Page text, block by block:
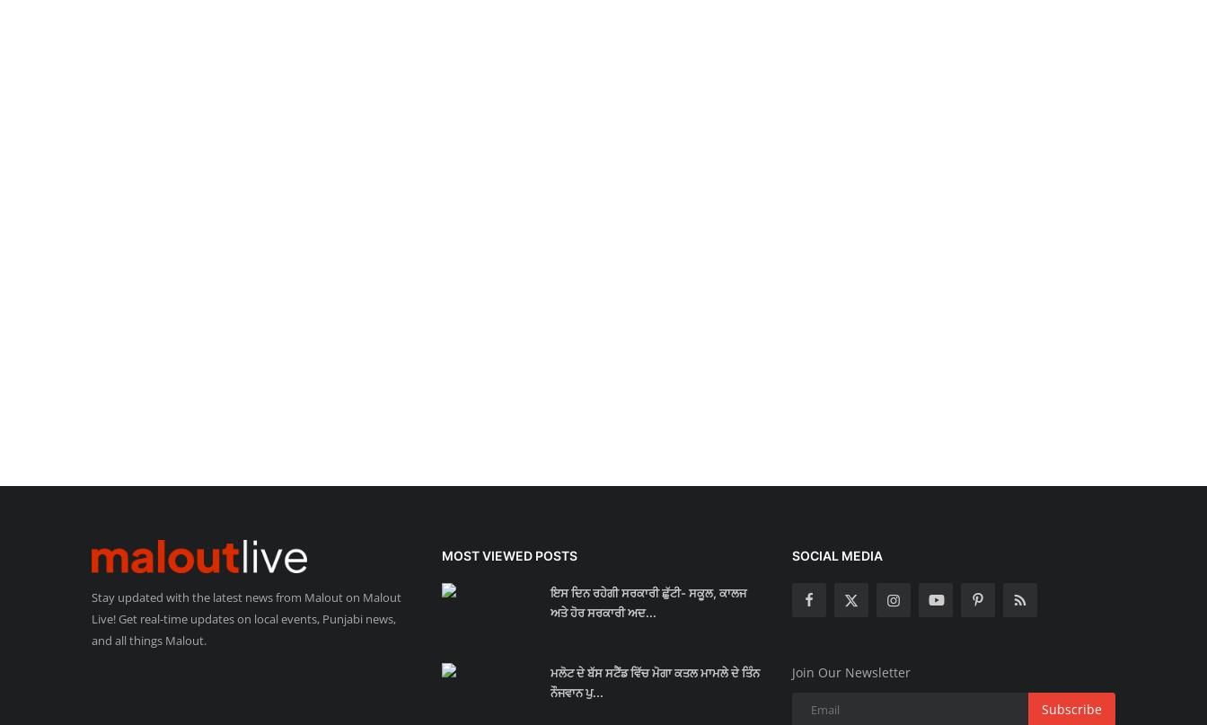
Stay updated with the latest news from Malout on Malout
Live! Get real-time updates on local events, Punjabi news,
and all things Malout.
MOST VIEWED POSTS
ਇਸ ਦਿਨ ਰਹੇਗੀ ਸਰਕਾਰੀ ਛੁੱਟੀ- ਸਕੂਲ, ਕਾਲਜ
ਅਤੇ ਹੋਰ ਸਰਕਾਰੀ ਅਦ...
ਮਲੋਟ ਦੇ ਬੱਸ ਸਟੈਂਡ ਵਿੱਚ ਮੋਗਾ ਕਤਲ ਮਾਮਲੇ ਦੇ ਤਿੰਨ
ਨੌਜਵਾਨ ਪੁ...
SOCIAL MEDIA
Join Our Newsletter
Subscribe